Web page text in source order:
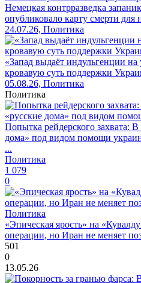
Немецкая контрразведка
опубликовало карту смерти для
24.07.26, Политика
«Запад выдаёт индульгенции
кровавую суть поддержки
05.08.26, Политика
Политика
Попытка рейдерского захвата:
дома» под видом помощи
...
Политика
1 079
0
Политика
«Эпическая ярость» на
операции, но Иран не меняет
501
0
13.05.26